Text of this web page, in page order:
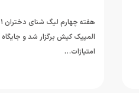
المپیک کیش برگزار شد و
امتیازات…